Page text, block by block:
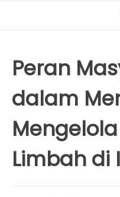
Peran
dalam
Limbah di